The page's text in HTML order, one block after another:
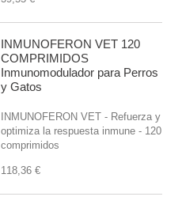
INMUNOFERON VET 120
COMPRIMIDOS
Inmunomodulador para Perros
y Gatos
INMUNOFERON VET - Refuerza y
optimiza la respuesta inmune - 120
comprimidos
118,36 €